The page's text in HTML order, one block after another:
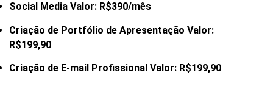
Social Media Valor: R$390/mês
Criação de Portfólio de Apresentação Valor:
R$199,90
Criação de E-mail Profissional Valor: R$199,90